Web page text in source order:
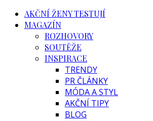
AKČNÍ ŽENY TESTUJÍ
MAGAZÍN
ROZHOVORY
SOUTĚŽE
INSPIRACE
TRENDY
PR ČLÁNKY
MÓDA A STYL
AKČNÍ TIPY
BLOG